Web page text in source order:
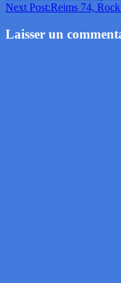
Next Post:Reims 74,
Laisser un